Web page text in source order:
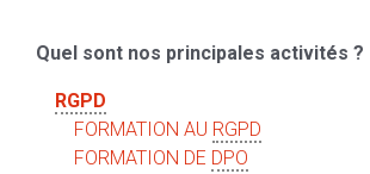
Quel sont nos principales activités ?
RGPD
FORMATION AU RGPD
FORMATION DE DPO